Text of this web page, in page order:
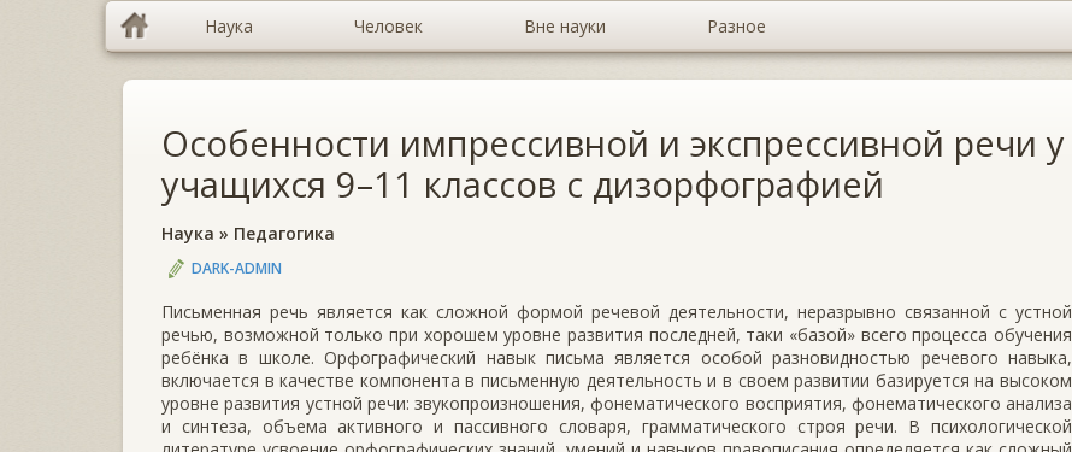
Наука Человек Вне науки Разное
Особенности импрессивной и экспрессивной речи у
учащихся 9–11 классов с дизорфографией
Наука » Педагогика
DARK-ADMIN
Письменная речь является как сложной формой речевой деятельности, неразрывно связанной с устной
речью, возможной только при хорошем уровне развития последней, таки «базой» всего процесса обучения
ребёнка в школе. Орфографический навык письма является особой разновидностью речевого навыка,
включается в качестве компонента в письменную деятельность и в своем развитии базируется на высоком
уровне развития устной речи: звукопроизношения, фонематического восприятия, фонематического анализа
и синтеза, объема активного и пассивного словаря, грамматического строя речи. В психологической